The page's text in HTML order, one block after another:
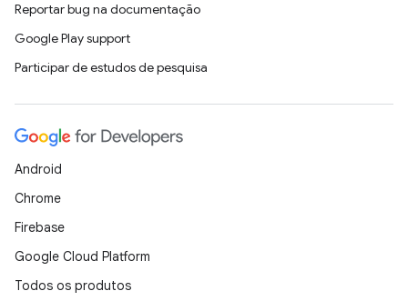
Reportar bug na documentação
Google Play support
Participar de estudos de pesquisa
Android
Chrome
Firebase
Google Cloud Platform
Todos os produtos